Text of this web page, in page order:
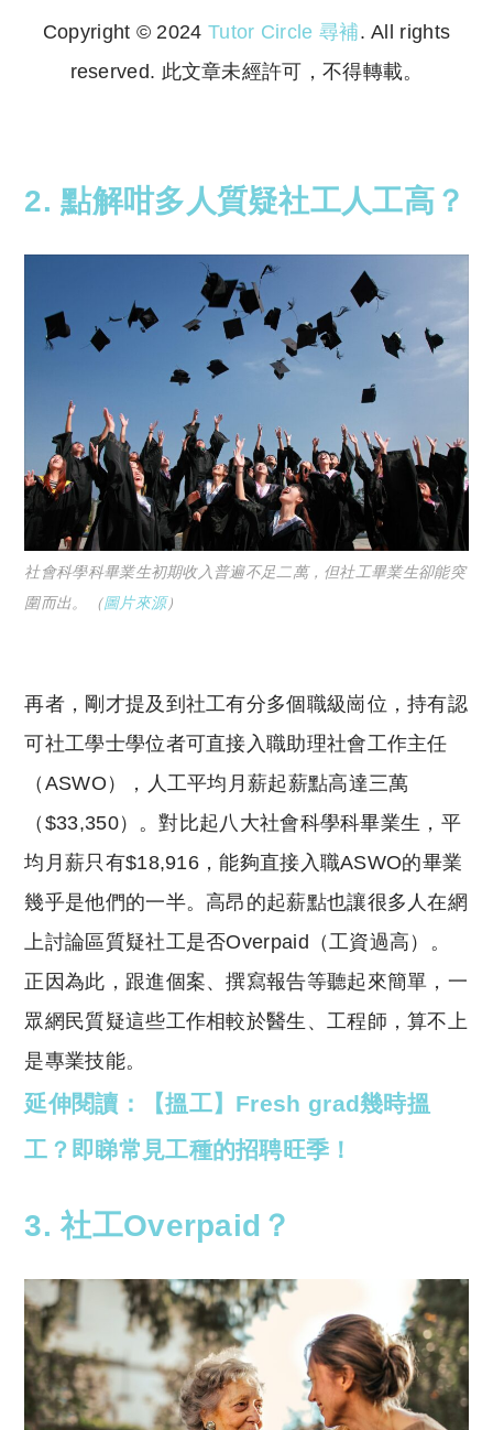
Copyright © 2024 Tutor Circle 尋補. All rights
reserved. 此文章未經許可，不得轉載。
2. 點解咁多人質疑社工人工高？
社會科學科畢業生初期收入普遍不足二萬，但社工畢業生卻能突
圍而出。（圖片來源）
再者，剛才提及到社工有分多個職級崗位，持有認
可社工學士學位者可直接入職助理社會工作主任
（ASWO），人工平均月薪起薪點高達三萬
（$33,350）。對比起八大社會科學科畢業生，平
均月薪只有$18,916，能夠直接入職ASWO的畢業
幾乎是他們的一半。高昂的起薪點也讓很多人在網
上討論區質疑社工是否Overpaid（工資過高）。
正因為此，跟進個案、撰寫報告等聽起來簡單，一
眾網民質疑這些工作相較於醫生、工程師，算不上
是專業技能。
延伸閱讀：【搵工】Fresh grad幾時搵
工？即睇常見工種的招聘旺季！
3. 社工Overpaid？